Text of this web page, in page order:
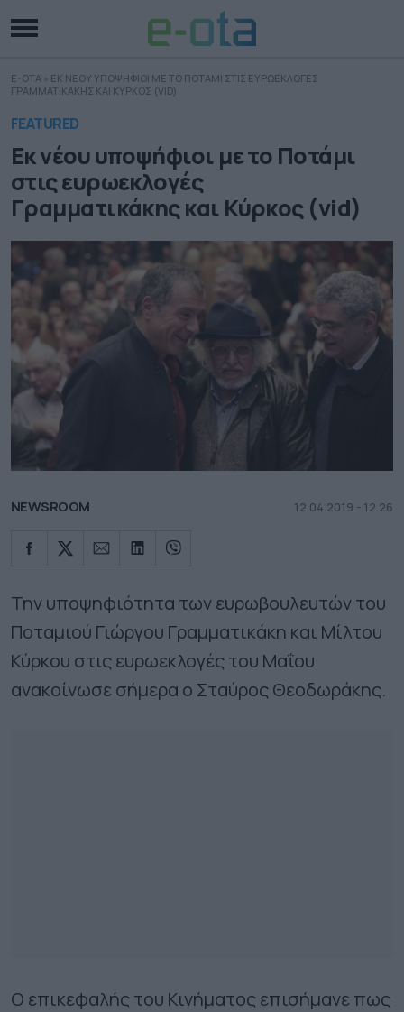
E-OTA » ΕΚ ΝΕΟΥ ΥΠΟΨΗΦΙΟΙ ΜΕ ΤΟ ΠΟΤΑΜΙ ΣΤΙΣ ΕΥΡΩΕΚΛΟΓΕΣ
ΓΡΑΜΜΑΤΙΚΑΚΗΣ ΚΑΙ ΚΥΡΚΟΣ (VID)
FEATURED
Εκ νέου υποψήφιοι με το Ποτάμι
στις ευρωεκλογές
Γραμματικάκης και Κύρκος (vid)
NEWSROOM 12.04.2019 - 12.26
Την υποψηφιότητα των ευρωβουλευτών του
Ποταμιού Γιώργου Γραμματικάκη και Μίλτου
Κύρκου στις ευρωεκλογές του Μαΐου
ανακοίνωσε σήμερα ο Σταύρος Θεοδωράκης.
Ο επικεφαλής του Κινήματος επισήμανε πως